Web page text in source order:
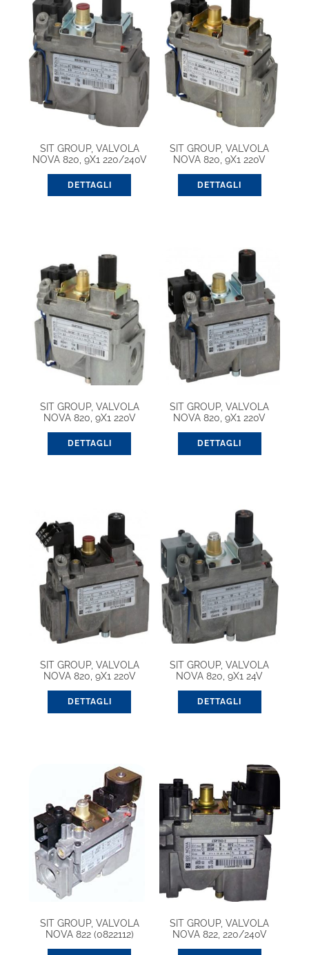
SIT GROUP, VALVOLA
NOVA 820, 9X1 220/240V
DETTAGLI
SIT GROUP, VALVOLA
NOVA 820, 9X1 220V
DETTAGLI
SIT GROUP, VALVOLA
NOVA 820, 9X1 220V
DETTAGLI
SIT GROUP, VALVOLA
NOVA 820, 9X1 220V
DETTAGLI
SIT GROUP, VALVOLA
NOVA 820, 9X1 220V
DETTAGLI
SIT GROUP, VALVOLA
NOVA 820, 9X1 24V
DETTAGLI
SIT GROUP, VALVOLA
NOVA 822 (0822112)
SIT GROUP, VALVOLA
NOVA 822, 220/240V